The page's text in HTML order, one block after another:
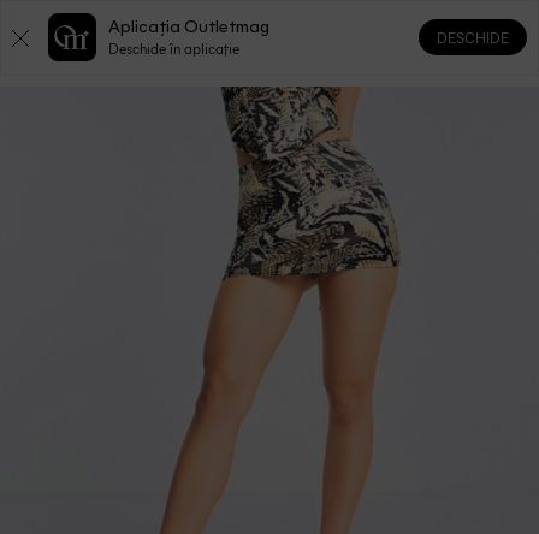
0 0
Aplicația Outletmag
Deschide în aplicație
DESCHIDE